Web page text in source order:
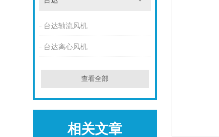
台达轴流风机
台达离心风机
查看全部
相关文章